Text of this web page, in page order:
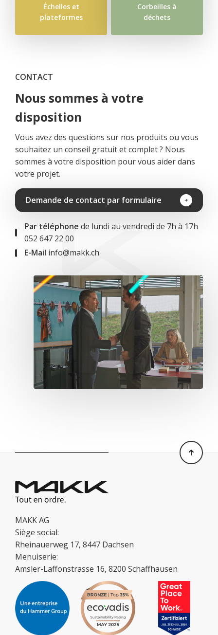
Échelles et
plateformes
Corbeilles à
déchets
CONTACT
Nous sommes à votre
disposition
Vous avez des questions sur nos produits ou vous
souhaitez un conseil gratuit et complet ? Nous
sommes à votre disposition pour vous aider dans
votre projet.
Demande de contact par formulaire
Par téléphone de lundi au vendredi de 7h à 17h
052 647 22 00
E-Mail info@makk.ch
MAKK AG
Siège social:
Rheinauerweg 17, 8447 Dachsen
Menuiserie:
Amsler-Laffonstrasse 16, 8200 Schaffhausen